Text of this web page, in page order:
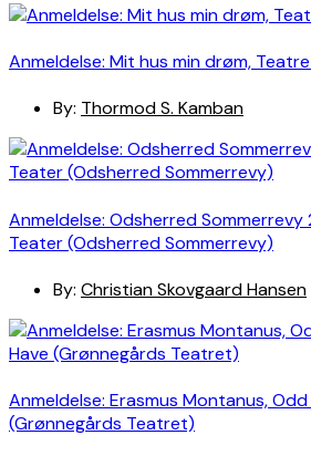
Anmeldelse: Mit hus min drøm,
By: Thormod S. Kamban
Anmeldelse: Odsherred
Teater (Odsherred Sommerrevy)
By: Christian Skovgaard Hansen
Anmeldelse: Erasmus Montanus,
(Grønnegårds Teatret)